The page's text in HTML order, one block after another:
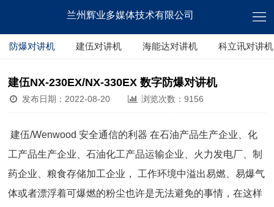
兰州辉业多媒体技术有限公司
防爆对讲机 建伍对讲机 海能达对讲机 科立讯对讲机
建伍NX-230EX/NX-330EX 数字防爆对讲机
发布日期：2022-08-20 浏览次数：9156
建伍/Wenwood 安全通信的利器 在石油产品生产企业、化
工产品生产企业、石油化工产品运输企业、火力发电厂、制
药企业、粮食存储加工企业， 工作环境中溢出易燃、易爆气
体或者漂浮着可爆燃的粉尘也许是无法避免的事情，在这样